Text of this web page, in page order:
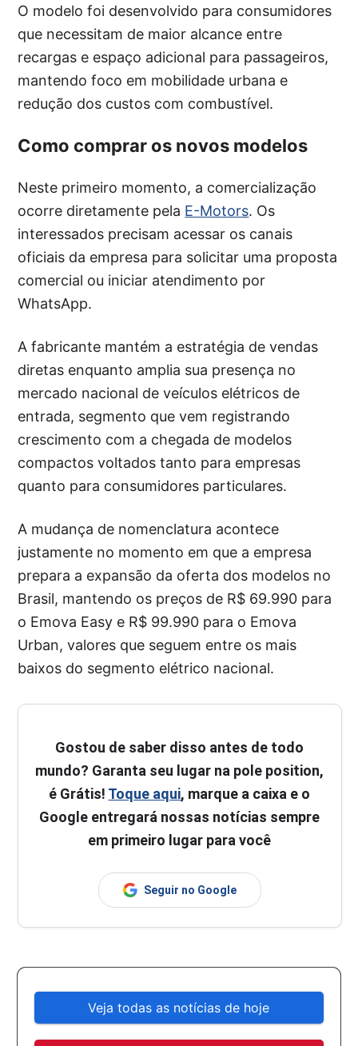
O modelo foi desenvolvido para consumidores
que necessitam de maior alcance entre
recargas e espaço adicional para passageiros,
mantendo foco em mobilidade urbana e
redução dos custos com combustível.
Como comprar os novos modelos
Neste primeiro momento, a comercialização
ocorre diretamente pela E-Motors. Os
interessados precisam acessar os canais
oficiais da empresa para solicitar uma proposta
comercial ou iniciar atendimento por
WhatsApp.
A fabricante mantém a estratégia de vendas
diretas enquanto amplia sua presença no
mercado nacional de veículos elétricos de
entrada, segmento que vem registrando
crescimento com a chegada de modelos
compactos voltados tanto para empresas
quanto para consumidores particulares.
A mudança de nomenclatura acontece
justamente no momento em que a empresa
prepara a expansão da oferta dos modelos no
Brasil, mantendo os preços de R$ 69.990 para
o Emova Easy e R$ 99.990 para o Emova
Urban, valores que seguem entre os mais
baixos do segmento elétrico nacional.
Gostou de saber disso antes de todo
mundo? Garanta seu lugar na pole position,
é Grátis! Toque aqui, marque a caixa e o
Google entregará nossas notícias sempre
em primeiro lugar para você
Seguir no Google
Veja todas as notícias de hoje